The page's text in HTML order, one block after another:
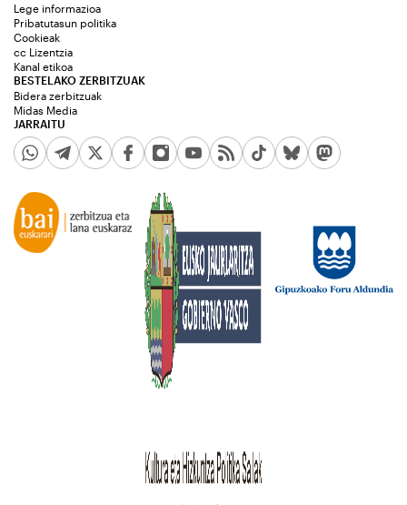
JARRAITU
Lege informazioa
Pribatutasun politika
Cookieak
cc Lizentzia
Kanal etikoa
BESTELAKO ZERBITZUAK
Bidera zerbitzuak
Midas Media